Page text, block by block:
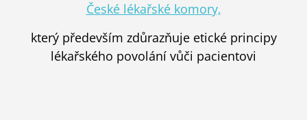
České lékařské komory,
který především zdůrazňuje etické principy
lékařského povolání vůči pacientovi